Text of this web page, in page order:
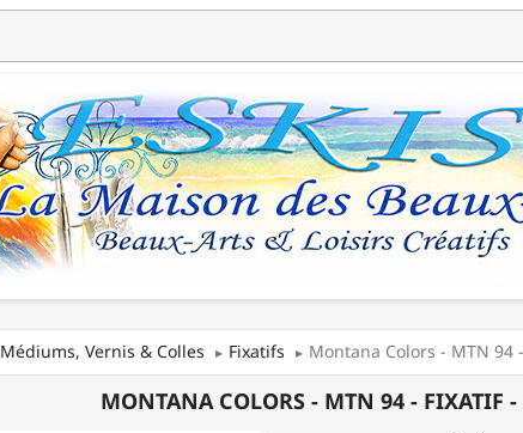
Médiums, Vernis & Colles Fixatifs Montana Colors - MTN 94
MONTANA COLORS - MTN 94 - FIXATIF